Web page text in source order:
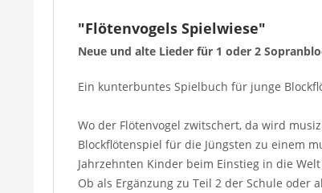
"Flötenvogels Spielwiese"
Neue und alte Lieder für 1 oder 2
Ein kunterbuntes Spielbuch für junge
Wo der Flötenvogel zwitschert, da wird
Blockflötenspiel für die Jüngsten zu einem
Jahrzehnten Kinder beim Einstieg in die
Ob als Ergänzung zu Teil 2 der Schule oder